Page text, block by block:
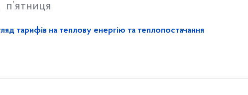
п’ятниця
тарифів на теплову енергію та теплопостачання